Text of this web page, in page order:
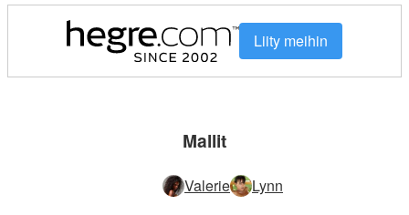
Liity meihin
Mallit
Valerie Lynn